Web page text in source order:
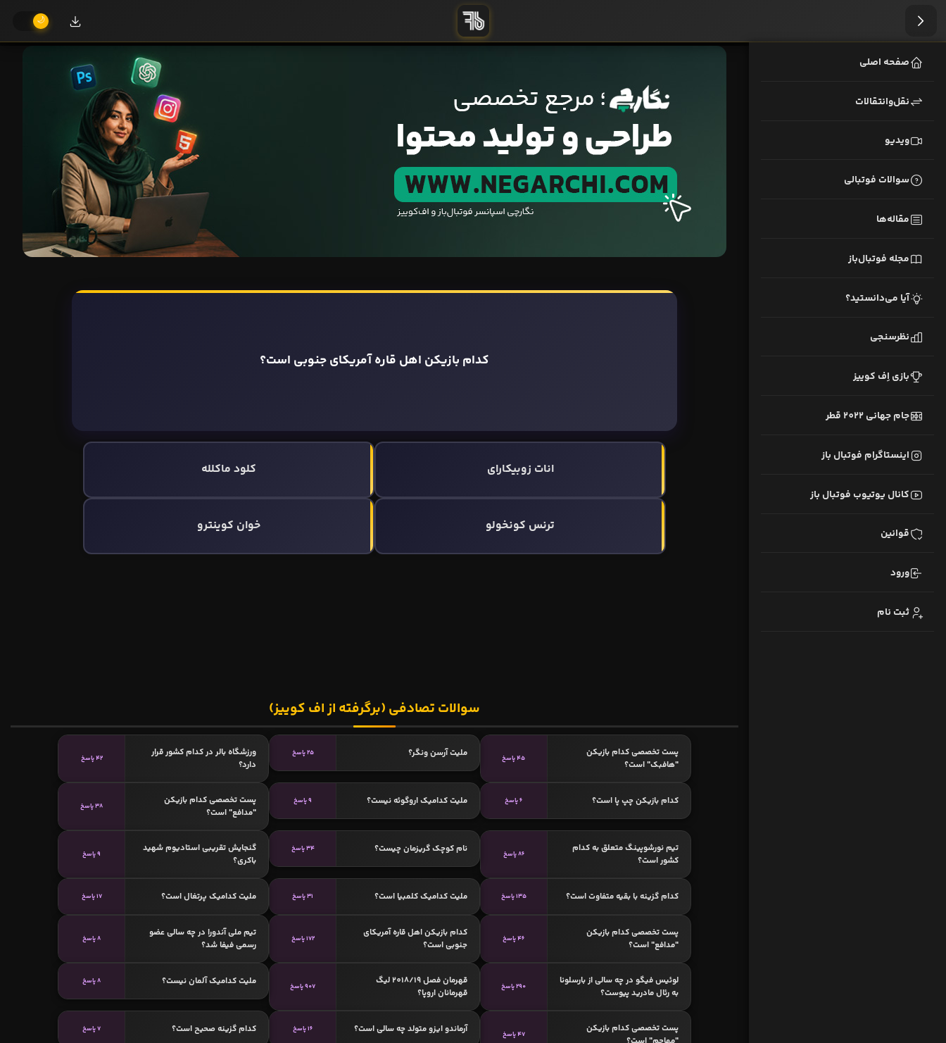
صفحه اصلی
نقل‌وانتقالات
ویدیو
سوالات فوتبالی
مقاله‌ها
مجله فوتبال‌باز
آیا می‌دانستید؟
نظرسنجی
بازی اِف کوییز
جام جهانی 2022 قطر
اینستاگرام فوتبال باز
کانال یوتیوب فوتبال باز
قوانین
ورود
ثبت نام
کدام بازیکن اهل قاره آمریکای جنوبی است؟
انات زوبیکارای کلود ماکلله
ترنس کونخولو خوان کوینترو
سوالات تصادفی (برگرفته از اف کوییز)
پست تخصصی کدام بازیکن
"هافبک" است؟
45 پاسخ ملیت آرسن ونگر؟ 25 پاسخ
ورزشگاه بالر در کدام کشور قرار
دارد؟
42 پاسخ
کدام بازیکن چپ پا است؟ 6 پاسخ ملیت کدامیک اروگوئه نیست؟ 9 پاسخ
پست تخصصی کدام بازیکن
"مدافع" است؟
38 پاسخ
تیم نورشوپینگ متعلق به کدام
کشور است؟
86 پاسخ نام کوچک گریزمان چیست؟ 34 پاسخ
گنجایش تقریبی استادیوم شهید
باکری؟
9 پاسخ
کدام گزینه با بقیه متفاوت است؟ 135 پاسخ ملیت کدامیک کلمبیا است؟ 31 پاسخ ملیت کدامیک پرتغال است؟ 17 پاسخ
پست تخصصی کدام بازیکن
"مدافع" است؟
46 پاسخ
کدام بازیکن اهل قاره آمریکای
جنوبی است؟
172 پاسخ
تیم ملی آندورا در چه سالی عضو
رسمی فیفا شد؟
8 پاسخ
لوئیس فیگو در چه سالی از بارسلونا
به رئال مادرید پیوست؟
290 پاسخ
قهرمان فصل 2018/19 لیگ
قهرمانان اروپا؟
907 پاسخ ملیت کدامیک آلمان نیست؟ 8 پاسخ
پست تخصصی کدام بازیکن
47 پاسخ آرماندو ایزو متولد چه سالی است؟ 16 پاسخ کدام گزینه صحیح است؟ 7 پاسخ